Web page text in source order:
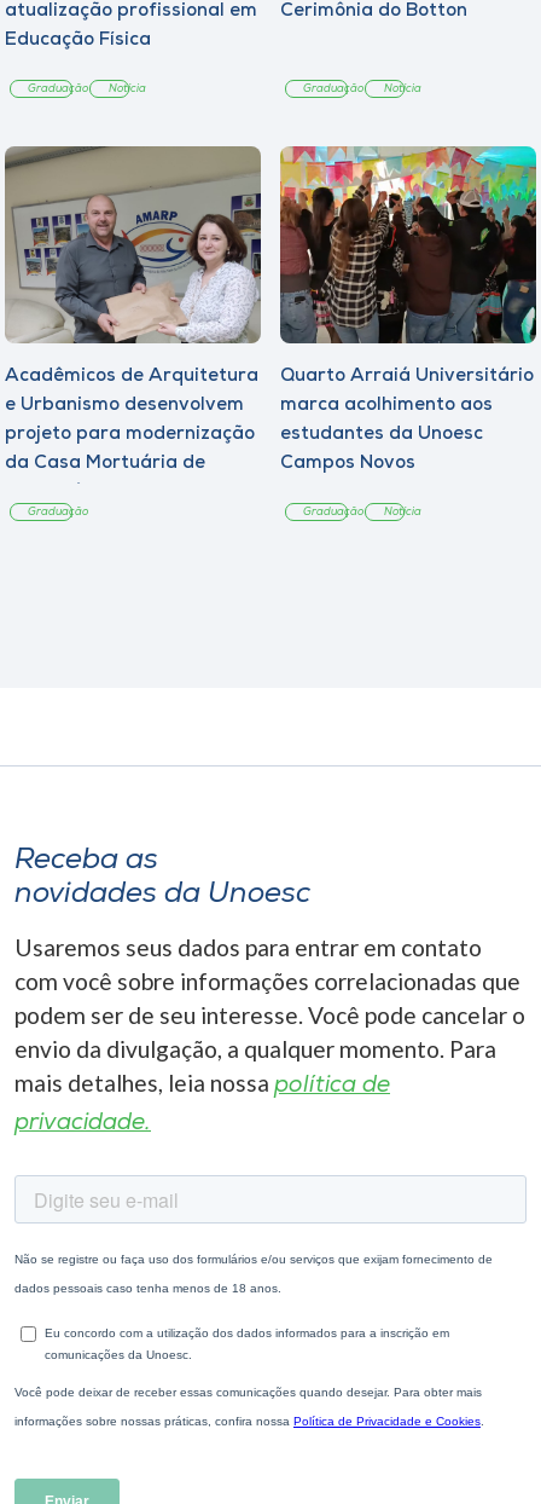
atualização profissional em
Educação Física
Graduação Notícia
Cerimônia do Botton
Graduação Notícia
Acadêmicos de Arquitetura
e Urbanismo desenvolvem
projeto para modernização
da Casa Mortuária de
Graduação
Quarto Arraiá Universitário
marca acolhimento aos
estudantes da Unoesc
Campos Novos
Graduação Notícia
Receba as
novidades da Unoesc
Usaremos seus dados para entrar em contato
com você sobre informações correlacionadas que
podem ser de seu interesse. Você pode cancelar o
envio da divulgação, a qualquer momento. Para
mais detalhes, leia nossa política de
privacidade.